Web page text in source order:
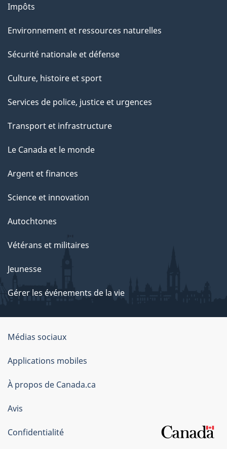
Impôts
Environnement et ressources naturelles
Sécurité nationale et défense
Culture, histoire et sport
Services de police, justice et urgences
Transport et infrastructure
Le Canada et le monde
Argent et finances
Science et innovation
Autochtones
Vétérans et militaires
Jeunesse
Gérer les événements de la vie
Organisation
du
gouvernement
du
Canada
Médias sociaux
Applications mobiles
À propos de Canada.ca
Avis
Confidentialité